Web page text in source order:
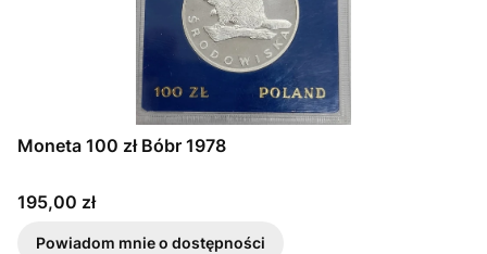
Moneta 100 zł Bóbr 1978
Cena
195,00 zł
Powiadom mnie o dostępności